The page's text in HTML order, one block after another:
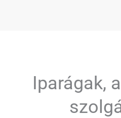
Iparágak,